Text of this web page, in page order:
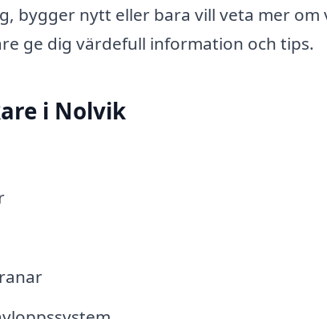
bygger nytt eller bara vill veta mer om
ge dig värdefull information och tips.
i Nolvik